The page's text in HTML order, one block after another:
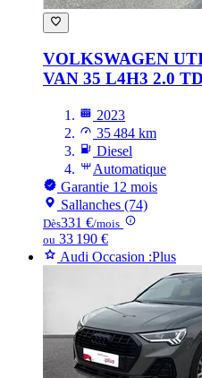
VOLKSWAGEN
VAN 35 L4H3 2.0
2023
35 484 km
Diesel
Automatique
Garantie 12 mois
Sallanches (74)
Dès331 €/mois
ou 33 190 €
Audi Occasion :Plus